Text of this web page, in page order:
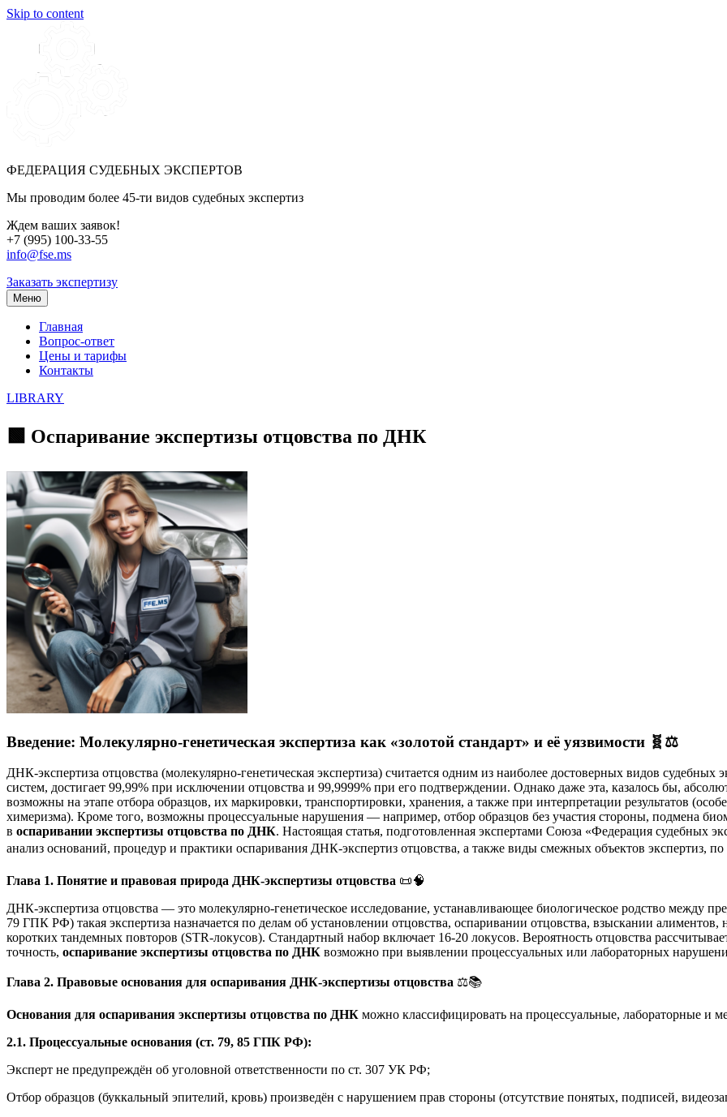
Skip to content
ФЕДЕРАЦИЯ СУДЕБНЫХ ЭКСПЕРТОВ
Мы проводим более 45-ти видов судебных экспертиз
Ждем ваших заявок!
+7 (995) 100-33-55
info@fse.ms
Заказать экспертизу
Меню
Главная
Вопрос-ответ
Цены и тарифы
Контакты
LIBRARY
🟩 Оспаривание экспертизы отцовства по ДНК
Введение: Молекулярно-генетическая экспертиза как «золотой стандарт» и её уязвимости 🧬⚖️
ДНК-экспертиза отцовства (молекулярно-генетическая экспертиза) считается одним из наиболее достоверных видов судебных
систем, достигает 99,99% при исключении отцовства и 99,9999% при его подтверждении. Однако даже эта, казалось бы,
возможны на этапе отбора образцов, их маркировки, транспортировки, хранения, а также при интерпретации результатов
химеризма). Кроме того, возможны процессуальные нарушения — например, отбор образцов без участия стороны, подмена
в оспаривании экспертизы отцовства по ДНК. Настоящая статья, подготовленная экспертами Союза «Федерация судебных
анализ оснований, процедур и практики оспаривания ДНК-экспертиз отцовства, а также виды смежных объектов экспертиз,
Глава 1. Понятие и правовая природа ДНК-экспертизы отцовства 📜🧠
ДНК-экспертиза отцовства — это молекулярно-генетическое исследование, устанавливающее биологическое родство между
79 ГПК РФ) такая экспертиза назначается по делам об установлении отцовства, оспаривании отцовства, взыскании
коротких тандемных повторов (STR-локусов). Стандартный набор включает 16-20 локусов. Вероятность отцовства
точность, оспаривание экспертизы отцовства по ДНК возможно при выявлении процессуальных или лабораторных
Глава 2. Правовые основания для оспаривания ДНК-экспертизы отцовства ⚖️📚
Основания для оспаривания экспертизы отцовства по ДНК можно классифицировать на процессуальные, лабораторные и
2.1. Процессуальные основания (ст. 79, 85 ГПК РФ):
Эксперт не предупреждён об уголовной ответственности по ст. 307 УК РФ;
Отбор образцов (буккальный эпителий, кровь) произведён с нарушением прав стороны (отсутствие понятых, подписей,